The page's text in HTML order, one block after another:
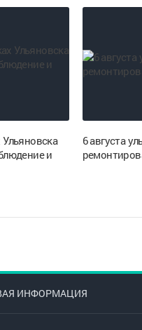
и
6 августа
ИНФОРМАЦИЯ